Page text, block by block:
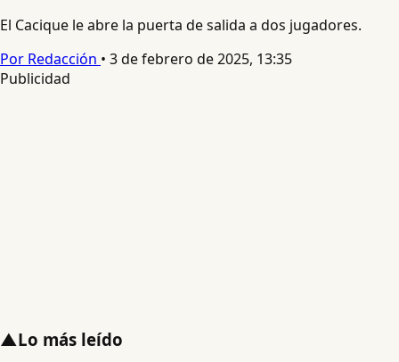
El Cacique le abre la puerta de salida a dos jugadores.
Por Redacción • 3 de febrero de 2025, 13:35
Publicidad
▲Lo más leído